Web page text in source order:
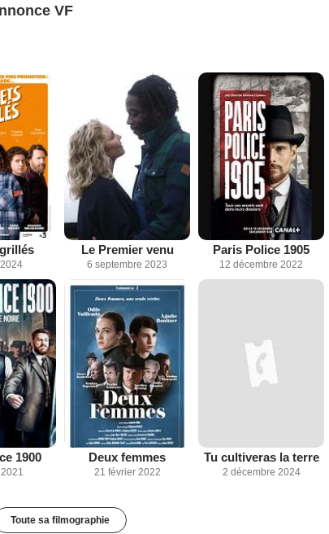
VF
Le Premier venu
6 septembre 2023
Paris Police 1905
12 décembre 2022
1900 Deux femmes
21 février 2022
Tu cultiveras la terre
2 décembre 2024
Toute sa filmographie